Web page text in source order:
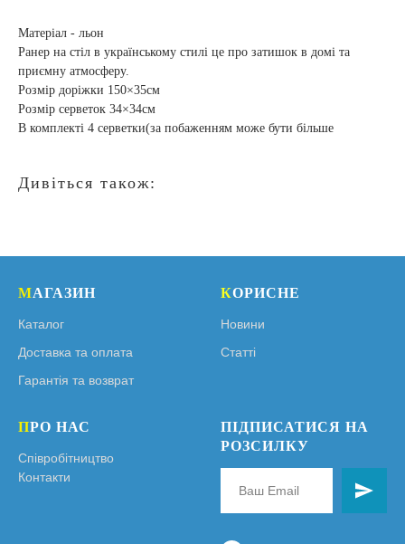
Матеріал - льон
Ранер на стіл в українському стилі це про затишок в домі та
приємну атмосферу.
Розмір доріжки 150×35см
Розмір серветок 34×34см
В комплекті 4 серветки(за побаженням може бути більше
Дивіться також:
МАГАЗИН
Каталог
Доставка та оплата
Гарантія та возврат
КОРИСНЕ
Новини
Статті
ПРО НАС
Співробітництво
Контакти
ПІДПИСАТИСЯ НА
РОЗСИЛКУ